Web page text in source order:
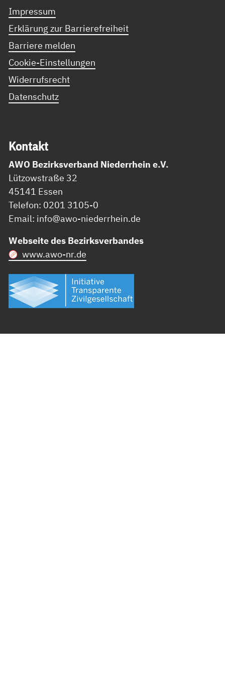
Impressum
Erklärung zur Barrierefreiheit
Barriere melden
Cookie-Einstellungen
Widerrufsrecht
Datenschutz
Kon­takt
AWO Bezirksverband Niederrhein e.V.
Lützowstraße 32
45141 Essen
Telefon: 0201 3105-0
Email: info@awo-niederrhein.de
Webseite des Bezirksverbandes
www.awo-nr.de